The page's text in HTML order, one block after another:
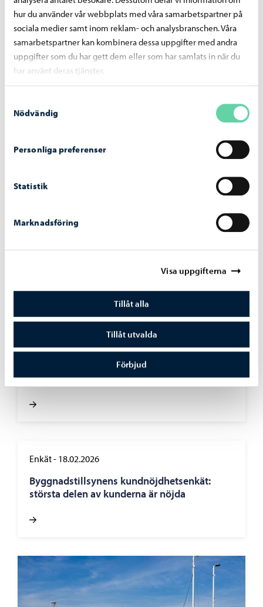
hur du använder vår webbplats med våra samarbetspartner på
sociala medier samt inom reklam- och analysbranschen. Våra
samarbetspartner kan kombinera dessa uppgifter med andra
uppgifter som du har gett dem eller som har samlats in när du
har använt deras tjänster.
Nödvändig
Personliga preferenser
Statistik
Marknadsföring
Visa uppgifterna
Tillåt alla
Tillåt utvalda
Förbjud
Liknande nyheter
Delta i invånardialogen om programmet för
Kundundersökningen om den ledda
motionen fick ett stort antal svar
Enkät- 18.02.2026
Byggnadstillsynens kundnöjdhetsenkät:
största delen av kunderna är nöjda